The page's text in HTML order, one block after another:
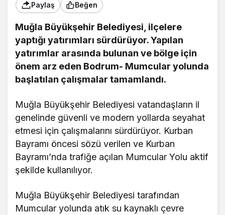
Paylaş Beğen
Muğla Büyükşehir Belediyesi, ilçelere
yaptığı yatırımları sürdürüyor. Yapılan
yatırımlar arasında bulunan ve bölge için
önem arz eden Bodrum- Mumcular yolunda
başlatılan çalışmalar tamamlandı.
Muğla Büyükşehir Belediyesi vatandaşların il
genelinde güvenli ve modern yollarda seyahat
etmesi için çalışmalarını sürdürüyor. Kurban
Bayramı öncesi sözü verilen ve Kurban
Bayramı’nda trafiğe açılan Mumcular Yolu aktif
şekilde kullanılıyor.
Muğla Büyükşehir Belediyesi tarafından
Mumcular yolunda atık su kaynaklı çevre